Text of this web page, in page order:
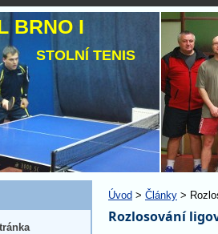
Úvod > Články >
Rozlosování
BRNO I
STOLNÍ TENIS